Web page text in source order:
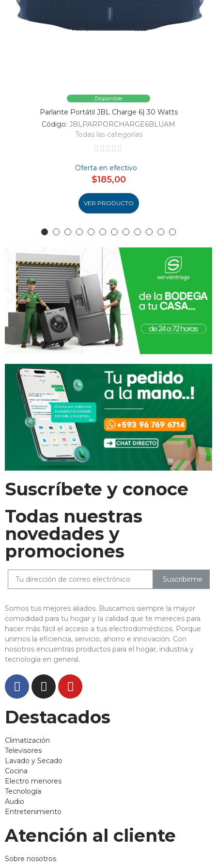
Disponible
Parlante Portátil JBL Charge 6| 30 Watts
Código: JBLPARPORCHARGE6BLUAM
Todas las categorías
Oferta en efectivo
$185,00
VER PRODUCTO
Suscríbete y conoce
Todas nuestras
novedades y
promociones
Suscribirme
Somos tus mejores aliados. Buscamos siempre la mayor
comodidad para tu hogar y la calidad que te mereces para
hacer más fácil el acceso a tus electrodomésticos. Porque
unimos la eficiencia, servicio, ahorro e innovación. Con
nosotros encuentras productos para el hogar, industria y
tecnología en general.
Destacados
Climatización
Televisores
Lavado y Secado
Cocina
Electro menores
Tecnología
Audio
Entretenimiento
Atención al cliente
Sobre nosotros